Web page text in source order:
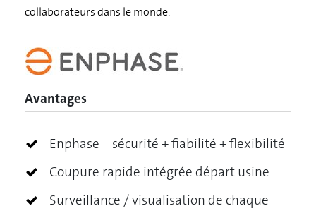
collaborateurs dans le monde.
Avantages
Enphase = sécurité + fiabilité + flexibilité
Coupure rapide intégrée départ usine
Surveillance / visualisation de chaque